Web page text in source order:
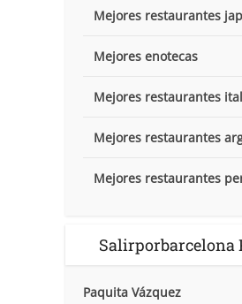
Mejores restaurantes
Mejores enotecas
Mejores restaurantes
Mejores restaurantes
Mejores restaurantes
Salirporbarcelona
Paquita Vázquez